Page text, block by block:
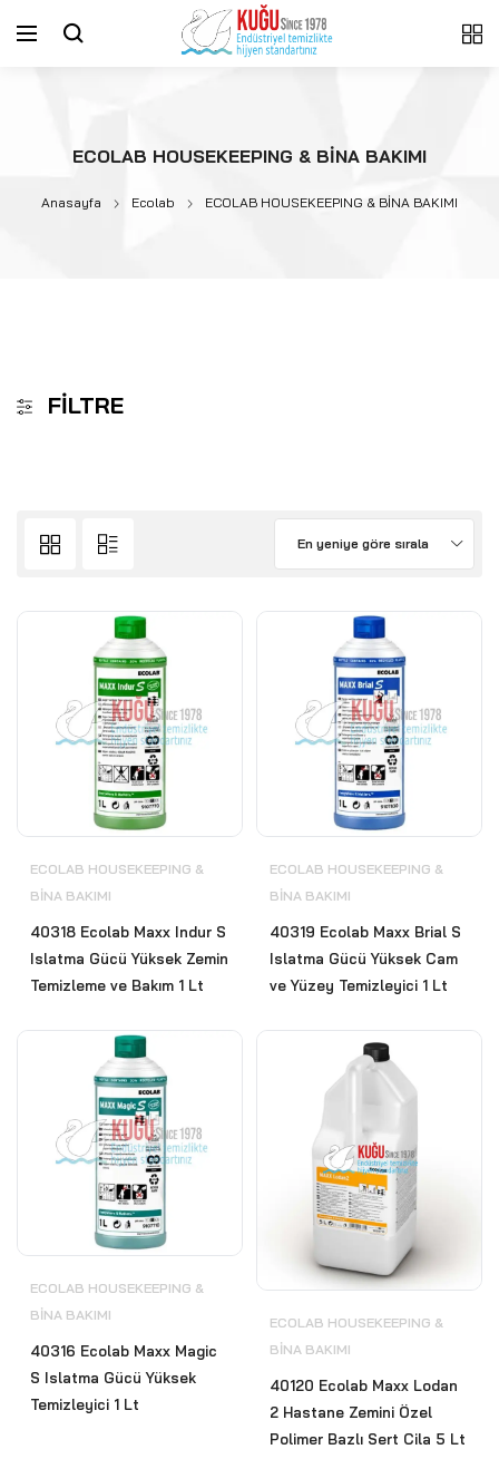
ECOLAB HOUSEKEEPING & BİNA BAKIMI
Anasayfa Ecolab ECOLAB HOUSEKEEPING & BİNA BAKIMI
FILTRE
En yeniye göre sırala
ECOLAB HOUSEKEEPING &
BİNA BAKIMI
40318 Ecolab Maxx Indur S
Islatma Gücü Yüksek Zemin
Temizleme ve Bakım 1 Lt
ECOLAB HOUSEKEEPING &
BİNA BAKIMI
40319 Ecolab Maxx Brial S
Islatma Gücü Yüksek Cam
ve Yüzey Temizleyici 1 Lt
ECOLAB HOUSEKEEPING &
BİNA BAKIMI
40316 Ecolab Maxx Magic
S Islatma Gücü Yüksek
Temizleyici 1 Lt
ECOLAB HOUSEKEEPING &
BİNA BAKIMI
40120 Ecolab Maxx Lodan
2 Hastane Zemini Özel
Polimer Bazlı Sert Cila 5 Lt